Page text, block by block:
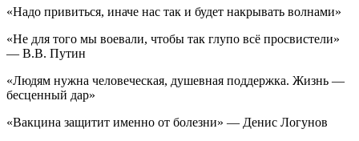
«Надо привиться, иначе нас так и будет накрывать волнами»
«Не для того мы воевали, чтобы так глупо всё просвистели»
— В.В. Путин
«Людям нужна человеческая, душевная поддержка. Жизнь —
бесценный дар»
«Вакцина защитит именно от болезни» — Денис Логунов